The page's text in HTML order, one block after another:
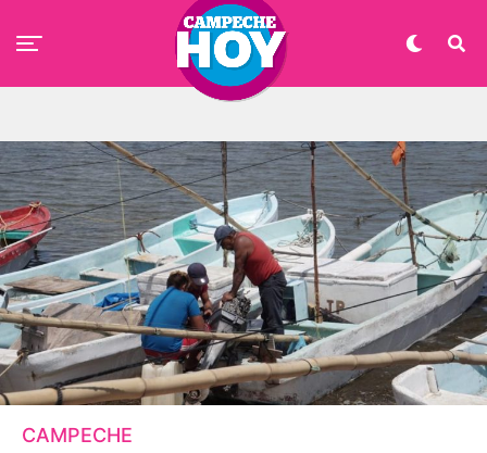
CAMPECHE